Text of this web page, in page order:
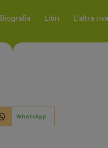
Biografia Libri L’altra riva
WhatsApp